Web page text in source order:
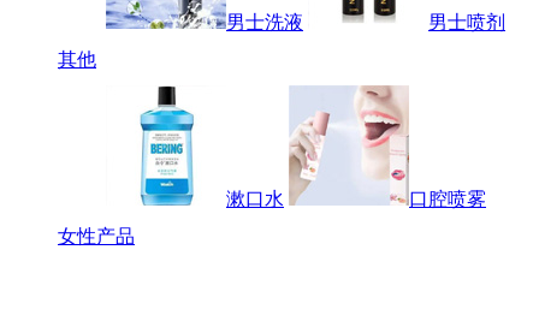
男士洗液
男士喷剂
其他
漱口水
口腔喷雾
女性产品